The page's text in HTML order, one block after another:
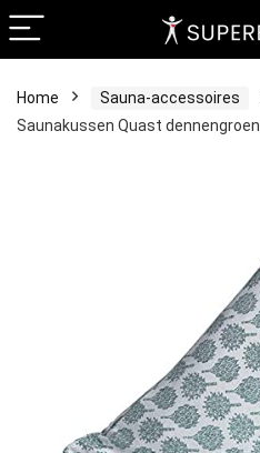
Home Sauna-accessoires
Saunakussen Quast dennengroen